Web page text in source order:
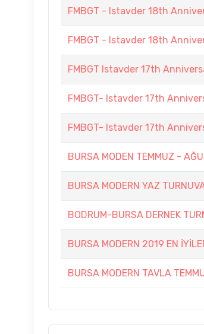
FMBGT - Istavder 18th
FMBGT - Istavder 18th
FMBGT Istavder 17th
FMBGT- Istavder 17th
FMBGT- Istavder 17th
BURSA MODEN TEMMUZ -
BURSA MODERN YAZ
BODRUM-BURSA DERNEK
BURSA MODERN 2019 EN
BURSA MODERN TAVLA